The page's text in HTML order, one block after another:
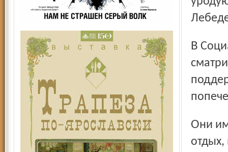
В Социальном кодексе Ярославской области преду­
Они имеют право на получение бесплатных путёвок на